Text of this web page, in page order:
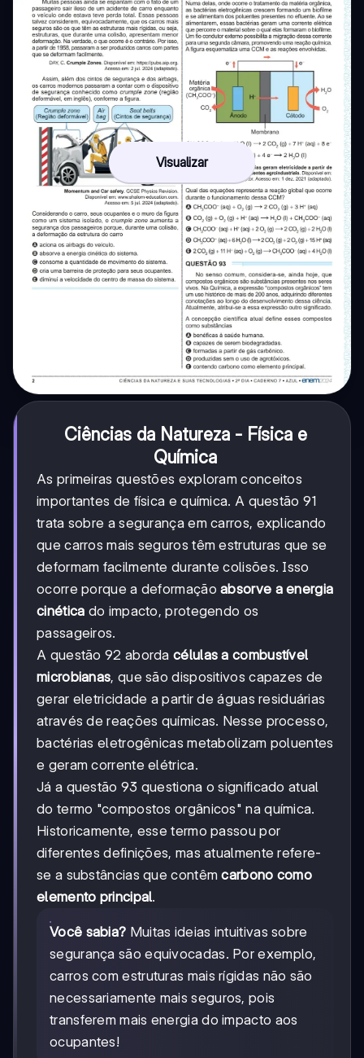
Visualizar
Ciências da Natureza - Física e
Química
As primeiras questões exploram conceitos
importantes de física e química. A questão 91
trata sobre a segurança em carros, explicando
que carros mais seguros têm estruturas que se
deformam facilmente durante colisões. Isso
ocorre porque a deformaçãoabsorve a energia
cinética do impacto, protegendo os
passageiros.
A questão 92 aborda células a combustível
microbianas, que são dispositivos capazes de
gerar eletricidade a partir de águas residuárias
através de reações químicas. Nesse processo,
bactérias eletrogênicas metabolizam poluentes
e geram corrente elétrica.
Já a questão 93 questiona o significado atual
do termo "compostos orgânicos" na química.
Historicamente, esse termo passou por
diferentes definições, mas atualmente refere-
se a substâncias que contêmcarbono como
elemento principal.
Você sabia? Muitas ideias intuitivas sobre
segurança são equivocadas. Por exemplo,
carros com estruturas mais rígidas não são
necessariamente mais seguros, pois
transferem mais energia do impacto aos
ocupantes!